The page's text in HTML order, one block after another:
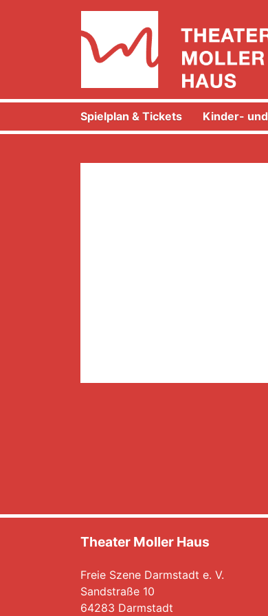
Spielplan & Tickets Kinder-
Theater Moller Haus
Freie Szene Darmstadt e. V.
Sandstraße 10
64283 Darmstadt